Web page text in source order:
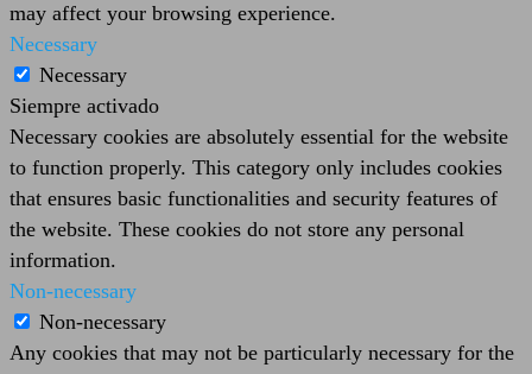
may affect your browsing experience.
Necessary
Necessary
Siempre activado
Necessary cookies are absolutely essential for the website
to function properly. This category only includes cookies
that ensures basic functionalities and security features of
the website. These cookies do not store any personal
information.
Non-necessary
Non-necessary
Any cookies that may not be particularly necessary for the